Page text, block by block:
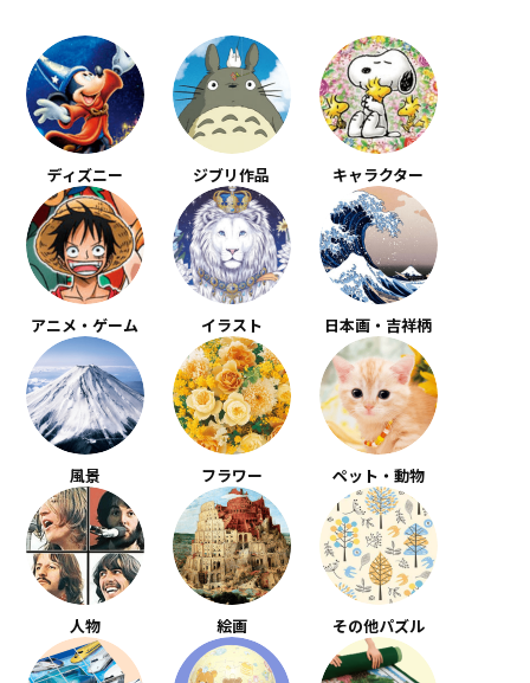
ディズニー ジブリ作品 キャラクター
アニメ・ゲーム イラスト 日本画・吉祥柄
風景 フラワー ペット・動物
人物 絵画 その他パズル